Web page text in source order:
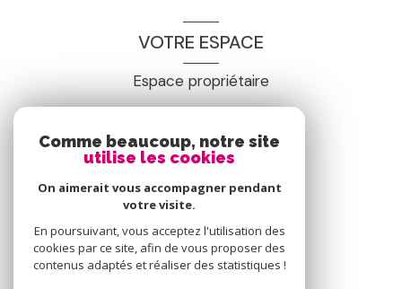
VOTRE ESPACE
Espace propriétaire
SE CONNECTER
Comme beaucoup, notre site
utilise les cookies
On aimerait vous accompagner pendant
votre visite.
En poursuivant, vous acceptez l'utilisation des
cookies par ce site, afin de vous proposer des
contenus adaptés et réaliser des statistiques !